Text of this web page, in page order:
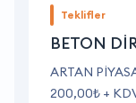
Teklifler
BETON
ARTAN
200,00₺ +